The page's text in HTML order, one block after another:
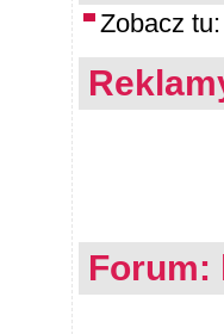
Zobacz tu:
Forum: